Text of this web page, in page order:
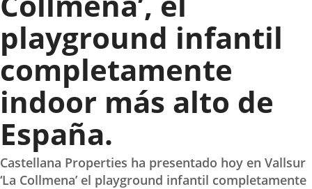
playground infantil
completamente
indoor más alto de
España.
Castellana Properties ha presentado hoy en Vallsur
‘La Collmena’ el playground infantil completamente